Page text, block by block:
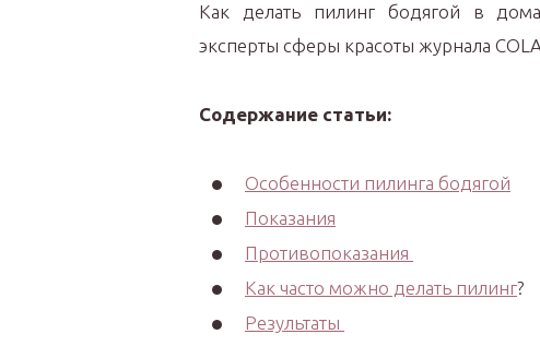
Как делать пилинг бодягой в
эксперты сферы красоты журнала
Содержание статьи:
Особенности пилинга бодягой
Показания
Противопоказания
Как часто можно делать пилинг?
Результаты